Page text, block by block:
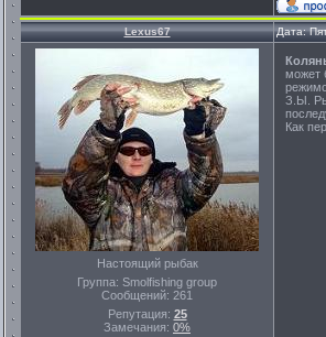
Lexus67 Дата:
Настоящий рыбак
Группа: Smolfishing group
Сообщений: 261
Репутация: 25
Замечания: 0%
может
З.Ы.
Как